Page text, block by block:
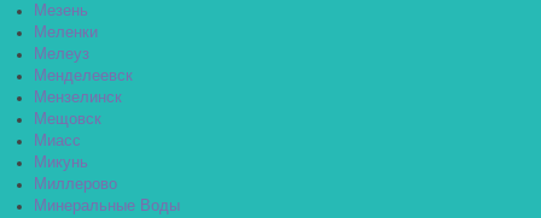
Мезень
Меленки
Мелеуз
Менделеевск
Мензелинск
Мещовск
Миасс
Микунь
Миллерово
Минеральные Воды